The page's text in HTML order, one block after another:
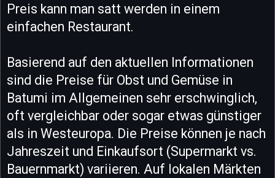
Preis kann man satt werden in einem
einfachen Restaurant.
Basierend auf den aktuellen Informationen
sind die Preise für Obst und Gemüse in
Batumi im Allgemeinen sehr erschwinglich,
oft vergleichbar oder sogar etwas günstiger
als in Westeuropa. Die Preise können je nach
Jahreszeit und Einkaufsort (Supermarkt vs.
Bauernmarkt) variieren. Auf lokalen Märkten